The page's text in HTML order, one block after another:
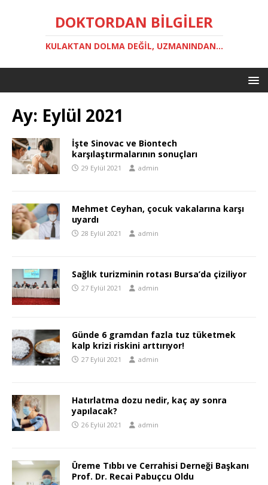
DOKTORDAN BILGILER
KULAKTAN DOLMA DEĞIL, UZMANINDAN...
Ay: Eylül 2021
İşte Sinovac ve Biontech
karşılaştırmalarının sonuçları
29 Eylül 2021 admin
Mehmet Ceyhan, çocuk vakalarına karşı
uyardı
28 Eylül 2021 admin
Sağlık turizminin rotası Bursa’da çiziliyor
27 Eylül 2021 admin
Günde 6 gramdan fazla tuz tüketmek
kalp krizi riskini arttırıyor!
27 Eylül 2021 admin
Hatırlatma dozu nedir, kaç ay sonra
yapılacak?
26 Eylül 2021 admin
Üreme Tıbbı ve Cerrahisi Derneği Başkanı
Prof. Dr. Recai Pabuçcu Oldu